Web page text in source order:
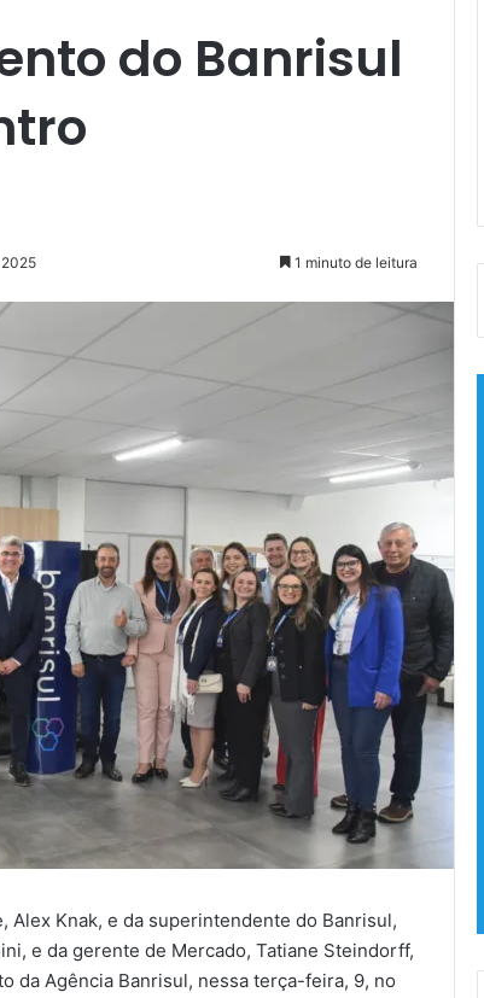
do Banrisul
1 minuto de leitura
Alex Knak, e da superintendente do Banrisul,
e da gerente de Mercado, Tatiane Steindorff,
da Agência Banrisul, nessa terça-feira, 9, no